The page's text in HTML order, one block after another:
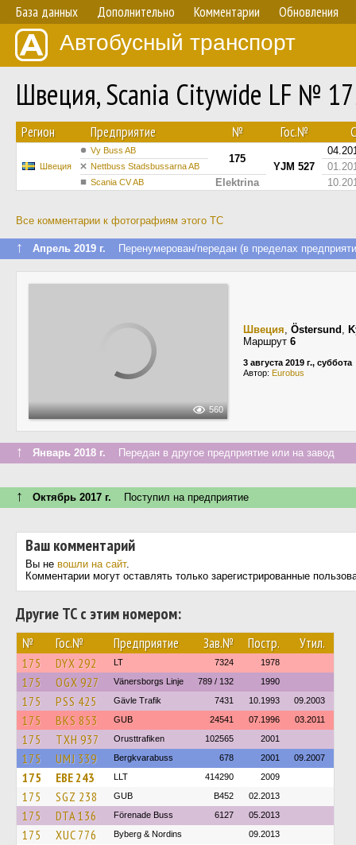
База данных Дополнительно Комментарии Обновления
Автобусный транспорт
Швеция, Scania Citywide LF №
Регион Предприятие № Гос.№
Швеция
Vy Buss AB
175
YJM 527
Nettbuss Stadsbussarna AB
Scania CV AB Elektrina
Все комментарии к фотографиям этого ТС
↑ Апрель 2019 г. Перенумерован/передан (в пределах
560
Швеция, Östersund ,
Маршрут 6
3 августа 2019 г., суббота
Автор: Eurobus
↑ Январь 2018 г. Передан в другое предприятие или на завод
↑ Октябрь 2017 г. Поступил на предприятие
Ваш комментарий
Вы не вошли на сайт.
Комментарии могут оставлять только зарегистрированные
Другие ТС с этим номером:
№ Гос.№ Предприятие Зав.№ Постр. Утил.
175 DYX 292 LT 7324 1978
175 OGX 927 Vänersborgs Linje 789 / 132 1990
175 PSS 425 Gävle Trafik 7431 10.1993 09.2003
175 BKS 853 GUB 24541 07.1996 03.2011
175 TXH 937 Orusttrafiken 102565 2001
175 UMJ 339 Bergkvarabuss 678 2001 09.2007
175 EBE 243 LLT 414290 2009
175 SGZ 238 GUB B452 02.2013
175 DTA 136 Förenade Buss 6127 05.2013
175 XUC 776 Byberg & Nordins 09.2013